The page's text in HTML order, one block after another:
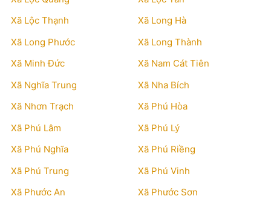
Xã Lộc Thạnh
Xã Long Hà
Xã Long Phước
Xã Long Thành
Xã Minh Đức
Xã Nam Cát Tiên
Xã Nghĩa Trung
Xã Nha Bích
Xã Nhơn Trạch
Xã Phú Hòa
Xã Phú Lâm
Xã Phú Lý
Xã Phú Nghĩa
Xã Phú Riềng
Xã Phú Trung
Xã Phú Vinh
Xã Phước An
Xã Phước Sơn